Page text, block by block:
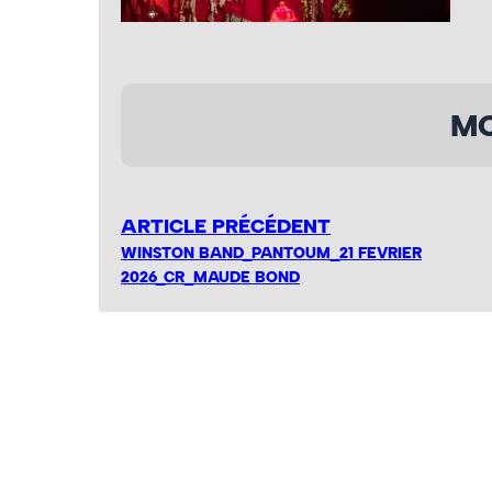
ARTICLE PRÉCÉDENT
WINSTON BAND_PANTOUM_21 FEVRIER
2026_CR_MAUDE BOND